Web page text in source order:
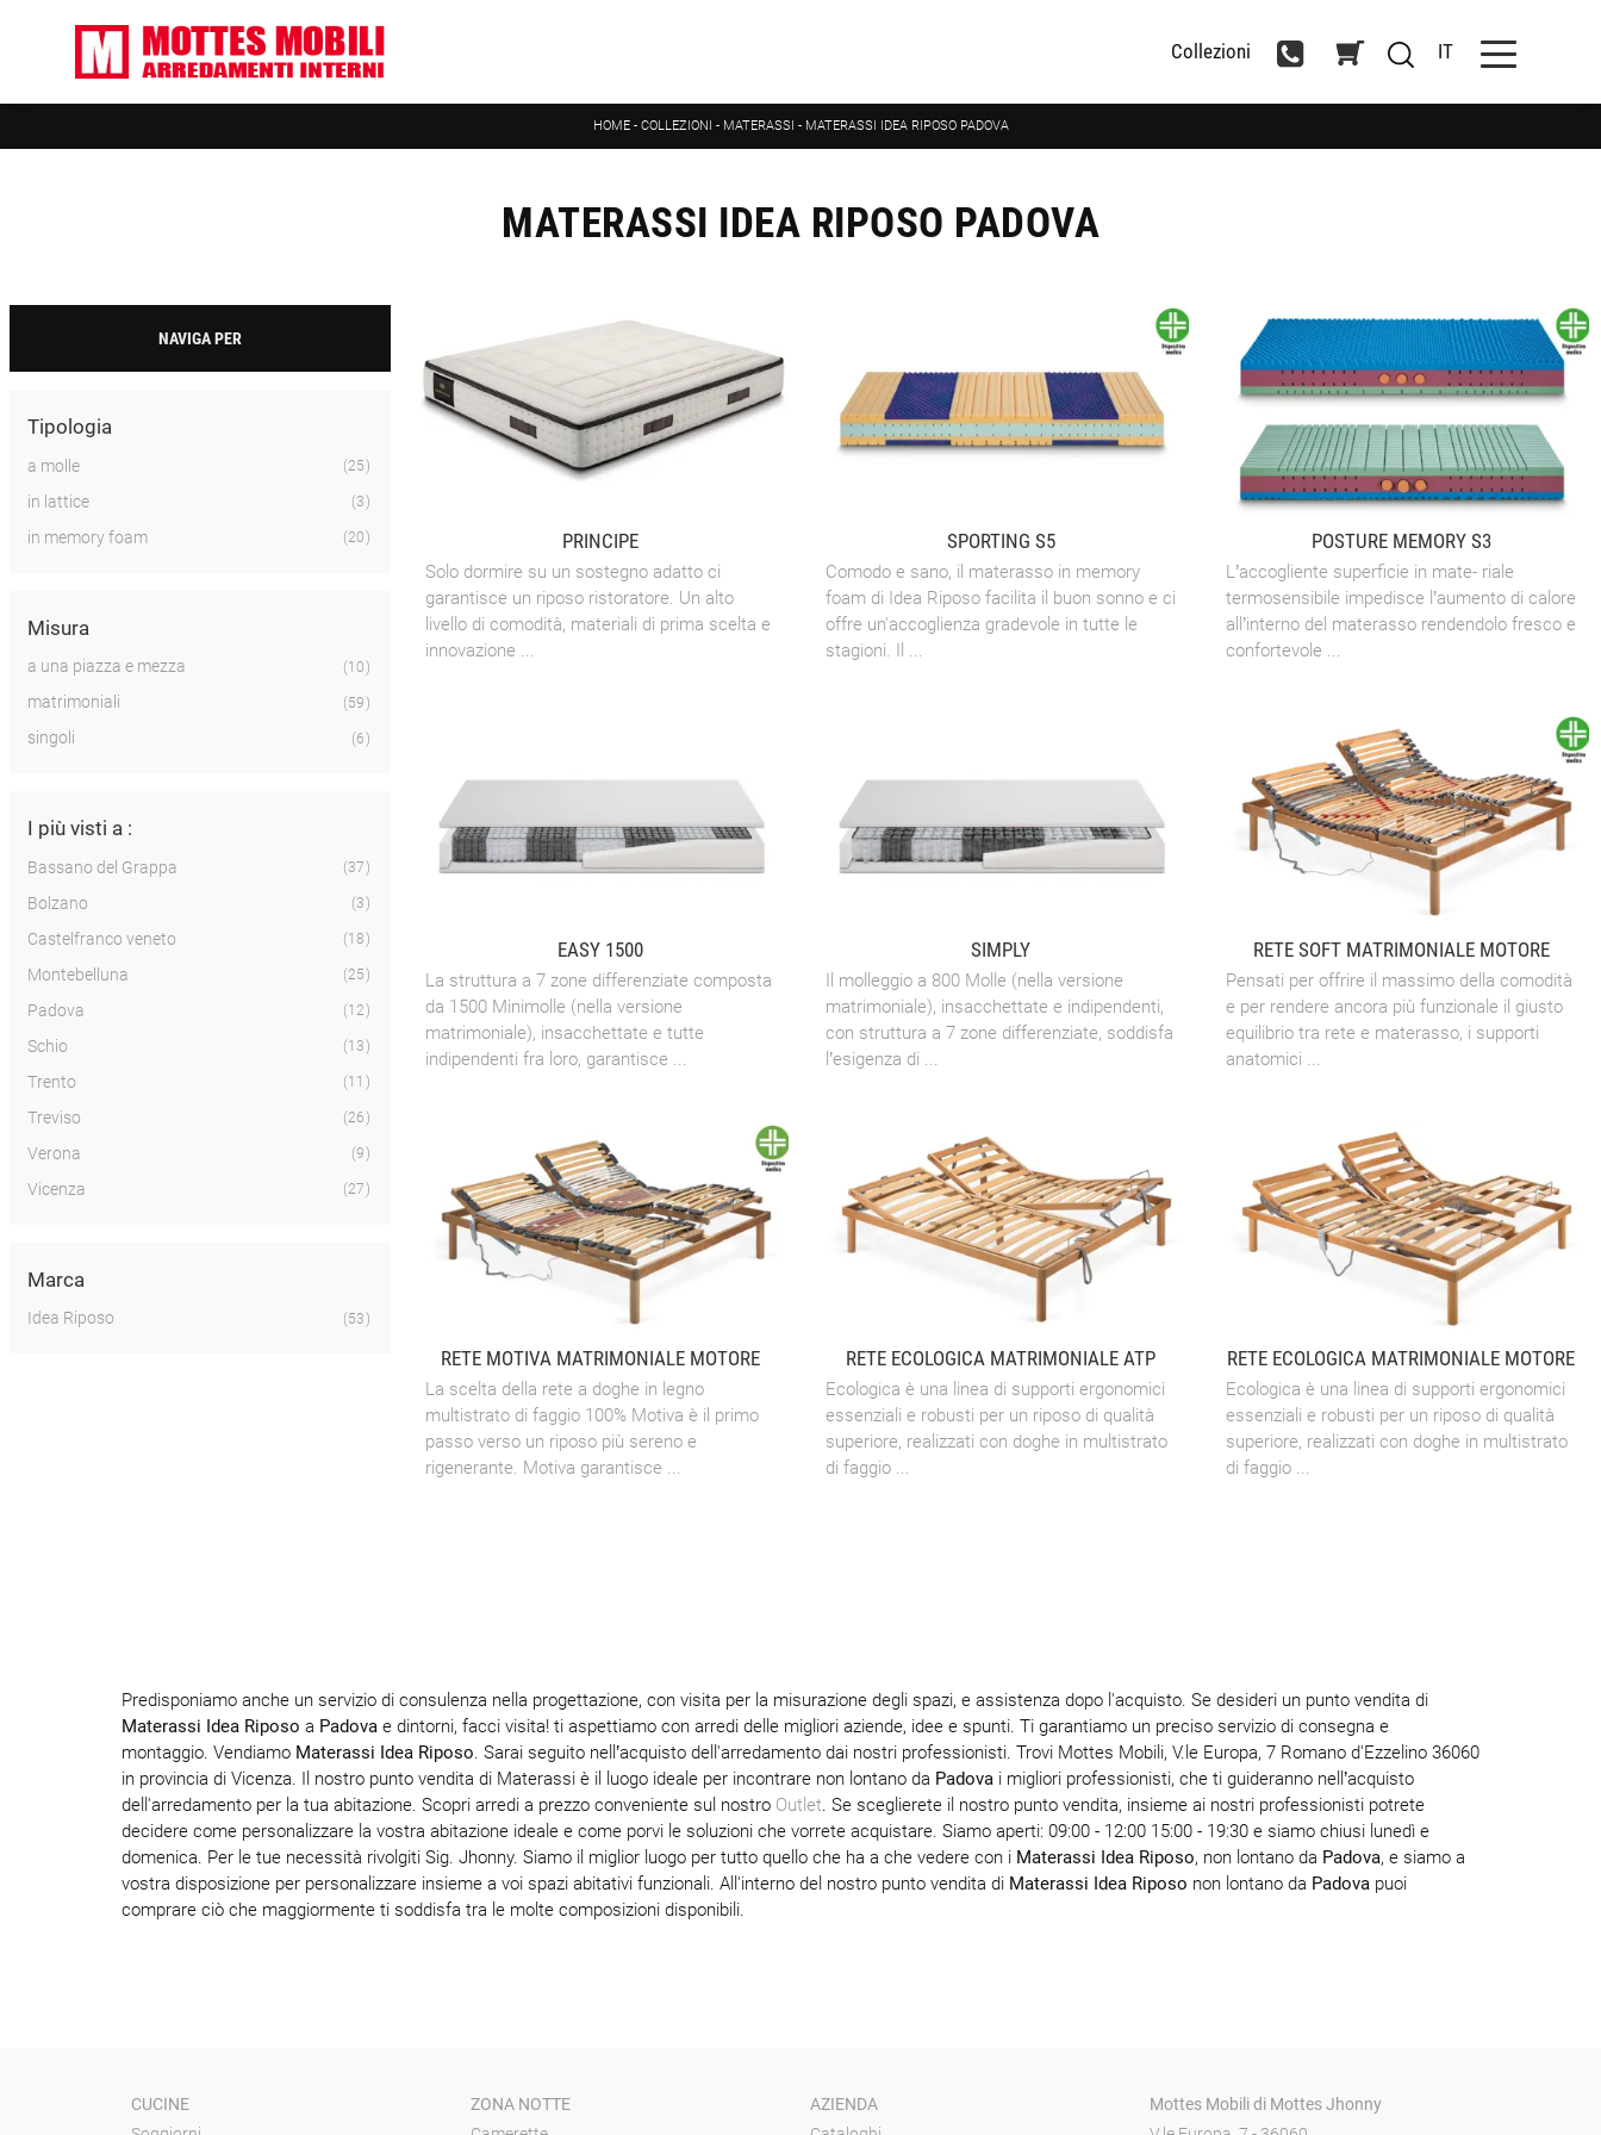
Collezioni IT
HOME- COLLEZIONI - MATERASSI - MATERASSI IDEA RIPOSO PADOVA
MATERASSI IDEA RIPOSO PADOVA
NAVIGA PER
Tipologia
a molle 25
in lattice 3
in memory foam 20
Misura
a una piazza e mezza 10
matrimoniali 59
singoli 6
I più visti a :
Bassano del Grappa 37
Bolzano 3
Castelfranco veneto 18
Montebelluna 25
Padova 12
Schio 13
Trento 11
Treviso 26
Verona 9
Vicenza 27
Marca
Idea Riposo 53
PRINCIPE
Solo dormire su un sostegno adatto ci
garantisce un riposo ristoratore. Un alto
livello di comodità, materiali di prima scelta e
innovazione ...
SPORTING S5
Comodo e sano, il materasso in memory
foam di Idea Riposo facilita il buon sonno e ci
offre un'accoglienza gradevole in tutte le
stagioni. Il ...
POSTURE MEMORY S3
L’accogliente superficie in mate- riale
termosensibile impedisce l’aumento di calore
all’interno del materasso rendendolo fresco e
confortevole ...
EASY 1500
La struttura a 7 zone differenziate composta
da 1500 Minimolle (nella versione
matrimoniale), insacchettate e tutte
indipendenti fra loro, garantisce ...
SIMPLY
Il molleggio a 800 Molle (nella versione
matrimoniale), insacchettate e indipendenti,
con struttura a 7 zone differenziate, soddisfa
l’esigenza di ...
RETE SOFT MATRIMONIALE MOTORE
Pensati per offrire il massimo della comodità
e per rendere ancora più funzionale il giusto
equilibrio tra rete e materasso, i supporti
anatomici ...
RETE MOTIVA MATRIMONIALE MOTORE
La scelta della rete a doghe in legno
multistrato di faggio 100% Motiva è il primo
passo verso un riposo più sereno e
rigenerante. Motiva garantisce ...
RETE ECOLOGICA MATRIMONIALE ATP
Ecologica è una linea di supporti ergonomici
essenziali e robusti per un riposo di qualità
superiore, realizzati con doghe in multistrato
di faggio ...
RETE ECOLOGICA MATRIMONIALE MOTORE
Ecologica è una linea di supporti ergonomici
essenziali e robusti per un riposo di qualità
superiore, realizzati con doghe in multistrato
di faggio ...
Predisponiamo anche un servizio di consulenza nella progettazione, con visita per la misurazione degli spazi, e assistenza dopo l'acquisto. Se desideri un punto vendita di
Materassi Idea Riposo a Padova e dintorni, facci visita! ti aspettiamo con arredi delle migliori aziende, idee e spunti. Ti garantiamo un preciso servizio di consegna e
montaggio. Vendiamo Materassi Idea Riposo. Sarai seguito nell’acquisto dell'arredamento dai nostri professionisti. Trovi Mottes Mobili, V.le Europa, 7 Romano d'Ezzelino 36060
in provincia di Vicenza. Il nostro punto vendita di Materassi è il luogo ideale per incontrare non lontano da Padova i migliori professionisti, che ti guideranno nell’acquisto
dell'arredamento per la tua abitazione. Scopri arredi a prezzo conveniente sul nostro Outlet. Se sceglierete il nostro punto vendita, insieme ai nostri professionisti potrete
decidere come personalizzare la vostra abitazione ideale e come porvi le soluzioni che vorrete acquistare. Siamo aperti: 09:00 - 12:00 15:00 - 19:30 e siamo chiusi lunedì e
domenica. Per le tue necessità rivolgiti Sig. Jhonny. Siamo il miglior luogo per tutto quello che ha a che vedere con i Materassi Idea Riposo, non lontano da Padova, e siamo a
vostra disposizione per personalizzare insieme a voi spazi abitativi funzionali. All'interno del nostro punto vendita di Materassi Idea Riposo non lontano da Padova puoi
comprare ciò che maggiormente ti soddisfa tra le molte composizioni disponibili.
CUCINE
ZONA NOTTE
AZIENDA
Mottes Mobili di Mottes Jhonny